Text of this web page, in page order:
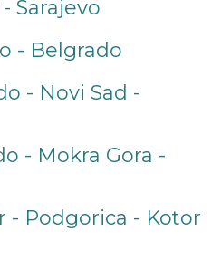
Sarajevo
- Belgrado
- Novi Sad -
- Mokra Gora -
- Podgorica - Kotor